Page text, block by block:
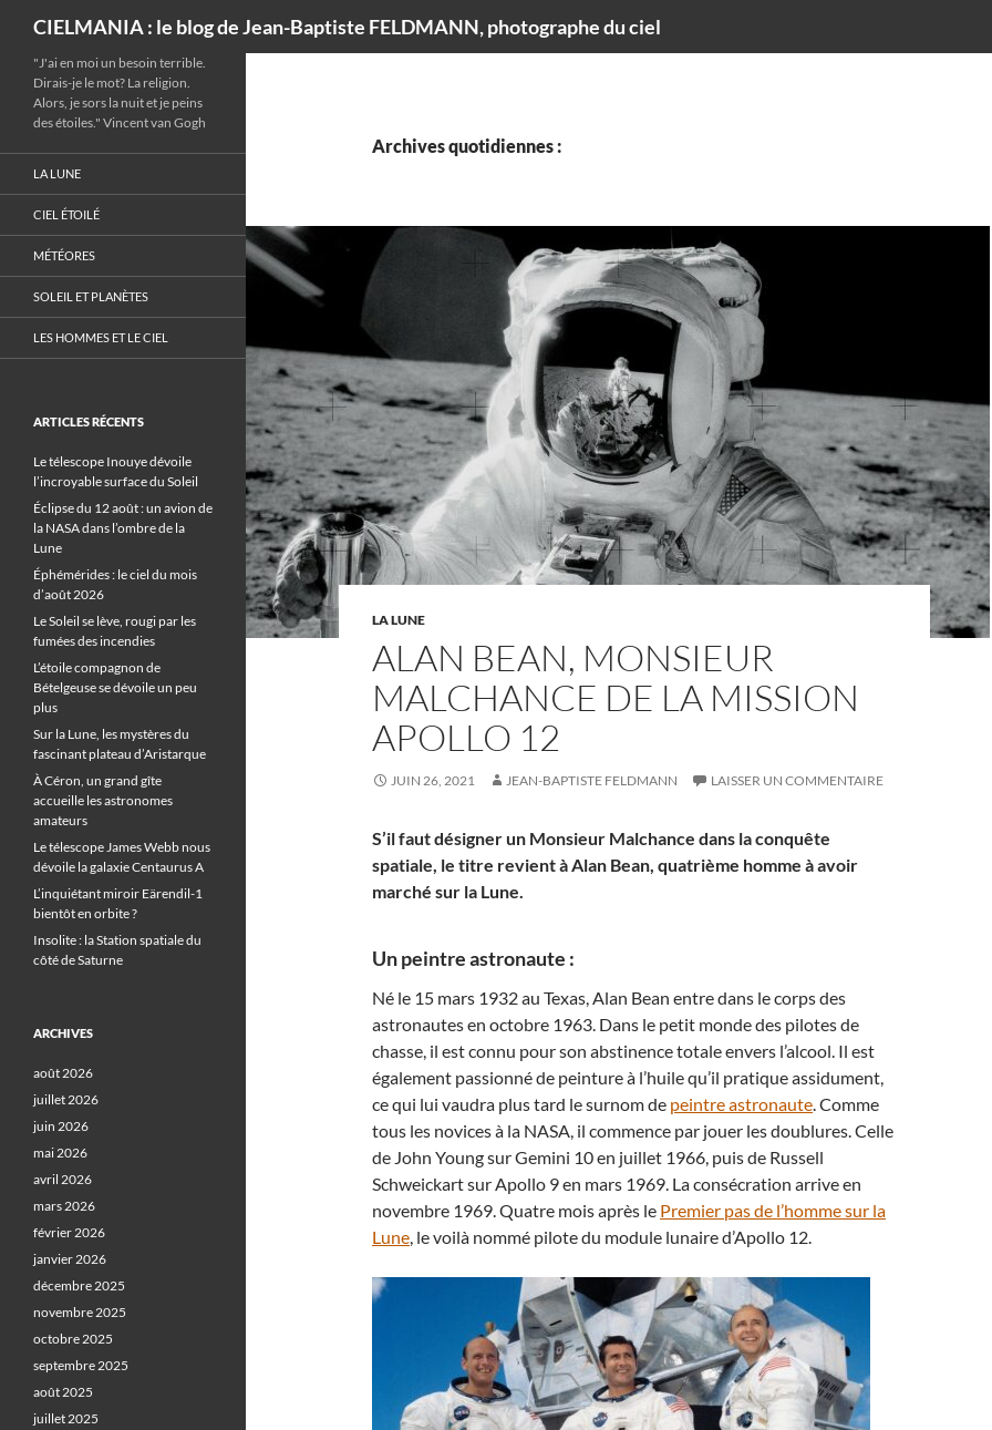
CIELMANIA : le blog de Jean-Baptiste FELDMANN, photographe du ciel
Archives quotidiennes :
LA LUNE
ALAN BEAN, MONSIEUR
MALCHANCE DE LA MISSION
APOLLO 12
JUIN 26, 2021 JEAN-BAPTISTE FELDMANN LAISSER UN COMMENTAIRE
S’il faut désigner un Monsieur Malchance dans la conquête
spatiale, le titre revient à Alan Bean, quatrième homme à avoir
marché sur la Lune.
Un peintre astronaute :
Né le 15 mars 1932 au Texas, Alan Bean entre dans le corps des
astronautes en octobre 1963. Dans le petit monde des pilotes de
chasse, il est connu pour son abstinence totale envers l’alcool. Il est
également passionné de peinture à l’huile qu’il pratique assidument,
ce qui lui vaudra plus tard le surnom de peintre astronaute. Comme
tous les novices à la NASA, il commence par jouer les doublures. Celle
de John Young sur Gemini 10 en juillet 1966, puis de Russell
Schweickart sur Apollo 9 en mars 1969. La consécration arrive en
novembre 1969. Quatre mois après le Premier pas de l’homme sur la
Lune, le voilà nommé pilote du module lunaire d’Apollo 12.
"J'ai en moi un besoin terrible.
Dirais-je le mot? La religion.
Alors, je sors la nuit et je peins
des étoiles." Vincent van Gogh
LA LUNE
CIEL ÉTOILÉ
MÉTÉORES
SOLEIL ET PLANÈTES
LES HOMMES ET LE CIEL
ARTICLES RÉCENTS
Le télescope Inouye dévoile
l’incroyable surface du Soleil
Éclipse du 12 août : un avion de
la NASA dans l’ombre de la
Lune
Éphémérides : le ciel du mois
d’août 2026
Le Soleil se lève, rougi par les
fumées des incendies
L’étoile compagnon de
Bételgeuse se dévoile un peu
plus
Sur la Lune, les mystères du
fascinant plateau d’Aristarque
À Céron, un grand gîte
accueille les astronomes
amateurs
Le télescope James Webb nous
dévoile la galaxie Centaurus A
L’inquiétant miroir Eärendil-1
bientôt en orbite ?
Insolite : la Station spatiale du
côté de Saturne
ARCHIVES
août 2026
juillet 2026
juin 2026
mai 2026
avril 2026
mars 2026
février 2026
janvier 2026
décembre 2025
novembre 2025
octobre 2025
septembre 2025
août 2025
juillet 2025